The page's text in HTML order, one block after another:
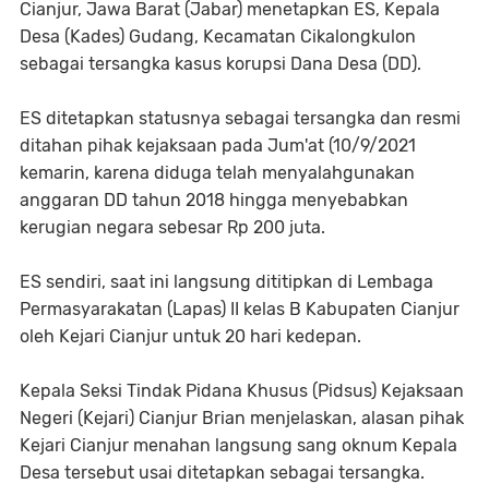
Cianjur, Jawa Barat (Jabar) menetapkan ES, Kepala
Desa (Kades) Gudang, Kecamatan Cikalongkulon
sebagai tersangka kasus korupsi Dana Desa (DD).
ES ditetapkan statusnya sebagai tersangka dan resmi
ditahan pihak kejaksaan pada Jum'at (10/9/2021
kemarin, karena diduga telah menyalahgunakan
anggaran DD tahun 2018 hingga menyebabkan
kerugian negara sebesar Rp 200 juta.
ES sendiri, saat ini langsung dititipkan di Lembaga
Permasyarakatan (Lapas) II kelas B Kabupaten Cianjur
oleh Kejari Cianjur untuk 20 hari kedepan.
Kepala Seksi Tindak Pidana Khusus (Pidsus) Kejaksaan
Negeri (Kejari) Cianjur Brian menjelaskan, alasan pihak
Kejari Cianjur menahan langsung sang oknum Kepala
Desa tersebut usai ditetapkan sebagai tersangka.